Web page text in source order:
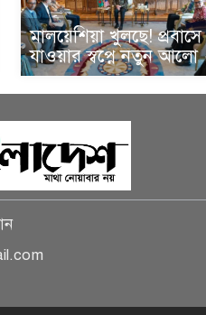
মালয়েশিয়া খুলছে! প্রবাসে
যাওয়ার স্বপ্নে নতুন আলো